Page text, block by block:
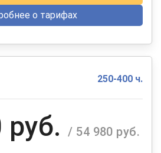
о тарифах
250-400 ч.
руб. / 54 980 руб.